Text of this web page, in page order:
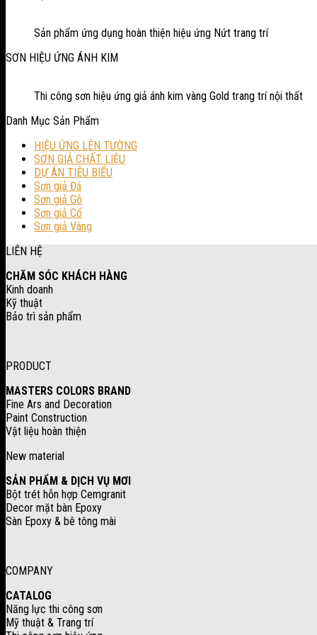
Sản phẩm ứng dụng hoàn thiện hiệu ứng Nứt trang trí
SƠN HIỆU ỨNG ÁNH KIM
Thi công sơn hiệu ứng giả ánh kim vàng Gold trang trí nội thất
Danh Mục Sản Phẩm
HIỆU ỨNG LÊN TƯỜNG
SƠN GIẢ CHẤT LIỆU
DỰ ÁN TIÊU BIỂU
Sơn giả Đá
Sơn giả Gỗ
Sơn giả Cổ
Sơn giả Vàng
LIÊN HỆ
CHĂM SÓC KHÁCH HÀNG
Kinh doanh
Kỹ thuật
Bảo trì sản phẩm
PRODUCT
MASTERS COLORS BRAND
Fine Ars and Decoration
Paint Construction
Vật liệu hoàn thiện
New material
SẢN PHẨM & DỊCH VỤ MƠI
Bột trét hỗn hợp Cemgranit
Decor mặt bàn Epoxy
Sàn Epoxy & bê tông mài
COMPANY
CATALOG
Năng lực thi công sơn
Mỹ thuật & Trang trí